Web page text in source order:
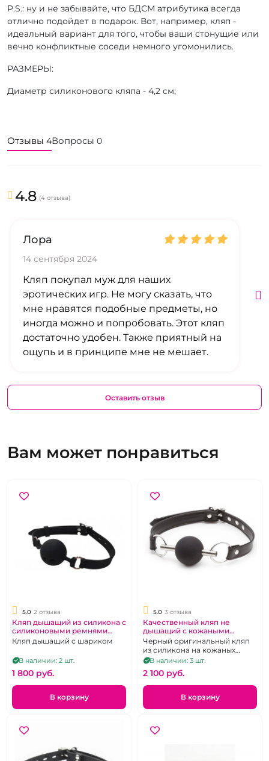
P.S.: ну и не забывайте, что БДСМ атрибутика всегда
отлично подойдет в подарок. Вот, например, кляп -
идеальный вариант для того, чтобы ваши стонущие или
вечно конфликтные соседи немного угомонились.
РАЗМЕРЫ:
Диаметр силиконового кляпа - 4,2 см;
Отзывы 4Вопросы 0
4.8 (4 отзыва)
Лора
14 сентября 2024
Кляп покупал муж для наших
эротических игр. Не могу сказать, что
мне нравятся подобные предметы, но
иногда можно и попробовать. Этот кляп
достаточно удобен. Также приятный на
ощупь и в принципе мне не мешает.
Оставить отзыв
Вам может понравиться
5.0 2 отзыва
Кляп дышащий из силикона с
силиконовыми ремнями
размер М
Кляп дышащий с шариком
В наличии: 2 шт.
1 800 pуб.
В корзину
5.0 3 отзыва
Качественный кляп не
дышащий с кожаными
ремнями
Черный оригинальный кляп
из силикона на кожаных
ремешках
В наличии: 3 шт.
2 100 pуб.
В корзину